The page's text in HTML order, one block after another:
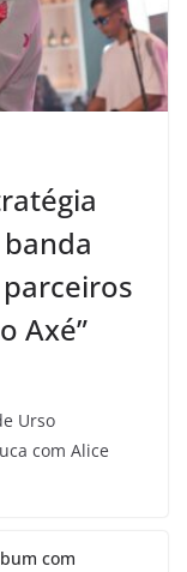
parceiros
Axé”
Urso
com Alice
com